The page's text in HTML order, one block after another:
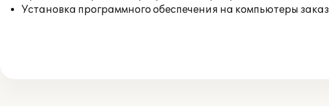
Установка программного обеспечения на компьютеры